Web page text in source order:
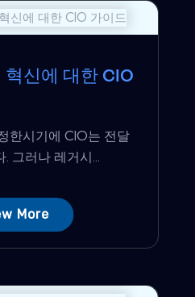
혁신에 대한 CIO
한시기에 CIO는 전달
그러나 레거시...
More